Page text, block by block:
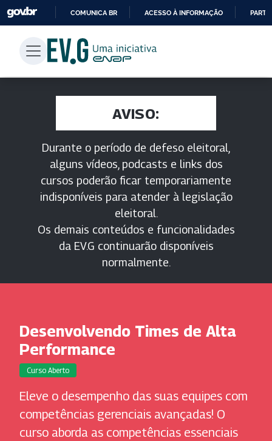
PARA
CONTEÚDO
COMUNICA BR ACESSO À INFORMAÇÃO
AVISO:
Durante o período de defeso eleitoral,
alguns vídeos, podcasts e links dos
cursos poderão ficar temporariamente
indisponíveis para atender à legislação
eleitoral.
Os demais conteúdos e funcionalidades
da EV.G continuarão disponíveis
normalmente.
Desenvolvendo Times de Alta
Performance
Curso Aberto
Eleve o desempenho das suas equipes com
competências gerenciais avançadas! O
curso aborda as competências essenciais